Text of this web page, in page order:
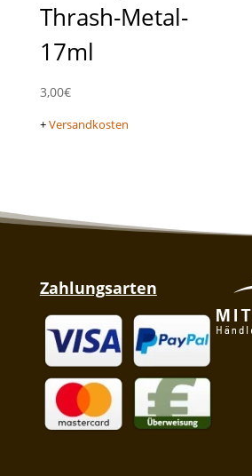
Thrash-Metal-
17ml
3,00€
+Versandkosten
Zahlungsarten